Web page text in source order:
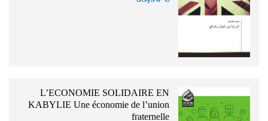
L’ECONOMIE SOLIDAIRE EN
KABYLIE Une économie de l’union
fraternelle